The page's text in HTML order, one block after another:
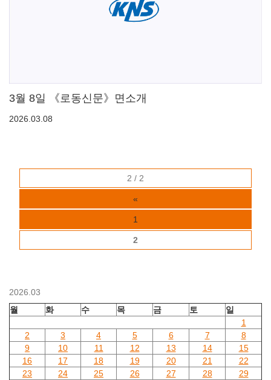
3월 8일 《로동신문》면소개
2026.03.08
2 / 2
«
1
2
2026.03
월
화 수 목 금 토
일
1
2
3 4 5 6 7
8
9
10 11 12 13 14
15
16
17 18 19 20 21
22
23
24 25 26 27 28
29